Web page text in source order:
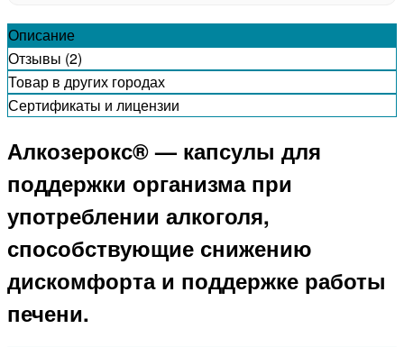
Описание
Отзывы (2)
Товар в других городах
Сертификаты и лицензии
Алкозерокс® — капсулы для
поддержки организма при
употреблении алкоголя,
способствующие снижению
дискомфорта и поддержке работы
печени.